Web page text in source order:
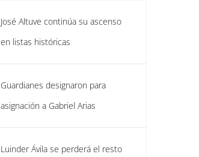
José Altuve continúa su ascenso
en listas históricas
Guardianes designaron para
asignación a Gabriel Arias
Luinder Ávila se perderá el resto